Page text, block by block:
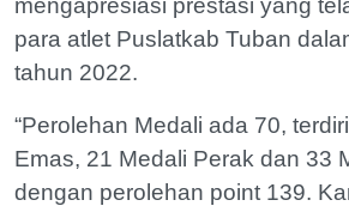
mengapresiasi prestasi yang
para atlet Puslatkab Tuban
tahun 2022.
“Perolehan Medali ada 70,
Emas, 21 Medali Perak dan 33
dengan perolehan point 139.